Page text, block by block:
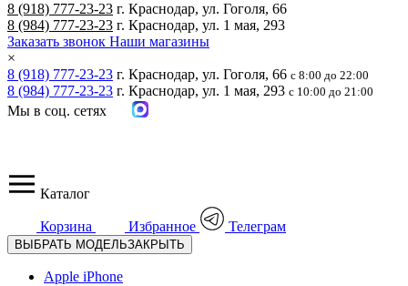
8 (918) 777-23-23 г. Краснодар, ул. Гоголя, 66
8 (984) 777-23-23 г. Краснодар, ул. 1 мая, 293
Заказать звонок Наши магазины
×
8 (918) 777-23-23 г. Краснодар, ул. Гоголя, 66 с 8:00 до 22:00
8 (984) 777-23-23 г. Краснодар, ул. 1 мая, 293 с 10:00 до 21:00
Мы в соц. сетях
Каталог
Корзина Избранное Телеграм
ВЫБРАТЬ МОДЕЛЬЗАКРЫТЬ
Apple iPhone